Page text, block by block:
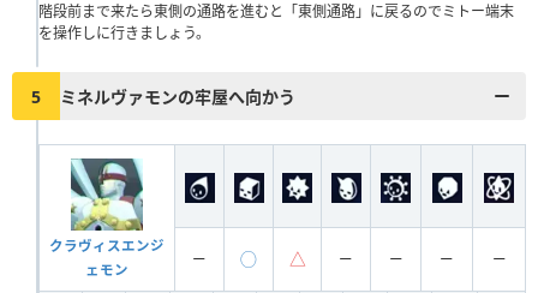
階段前まで来たら東側の通路を進むと「東側通路」に戻るのでミトー端末
を操作しに行きましょう。
5 ミネルヴァモンの牢屋へ向かう
クラヴィスエンジ
ェモン
ー ◯ △ ー ー ー ー